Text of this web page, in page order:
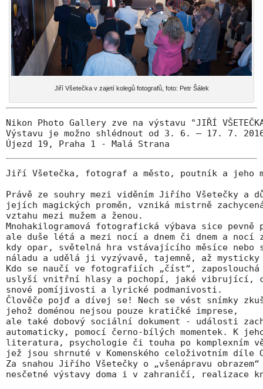
Jiří Všetečka v zajetí kolegů fotografů, foto: Petr Šálek
Nikon Photo Gallery zve na výstavu "JIŘÍ VŠETEČKA
Výstavu je možno shlédnout od 3. 6. – 17. 7.
Újezd 19, Praha 1 - Malá Strana
Jiří Všetečka, fotograf a město, poutník a jeho
Právě ze souhry mezi viděním Jiřího Všetečky a
jejích magických proměn, vzniká mistrně
vztahu mezi mužem a ženou.
Mnohakilogramová fotografická výbava sice
ale duše létá a mezi nocí a dnem či dnem a
kdy opar, světelná hra vstávajícího měsíce nebo
náladu a udělá ji vyzývavě, tajemně, až
Kdo se naučí ve fotografiích „číst“,
uslyší vnitřní hlasy a pochopí, jaké vibrující,
snové pomíjivosti a lyrické podmanivosti.
Člověče pojď a dívej se! Nech se vést snímky
jehož doménou nejsou pouze kratičké imprese,
ale také dobový sociální dokument - události
automaticky, pomocí černo-bílých momentek. K
literatura, psychologie či touha po komplexním
jež jsou shrnuté v Komenského celoživotním díle
Za snahou Jiřího Všetečky o „všenápravu
nesčetné výstavy doma i v zahraničí, realizace